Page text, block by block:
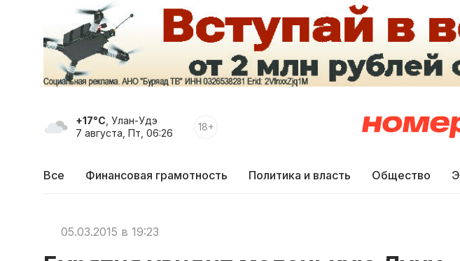
+17°C , Улан-Удэ
7 августа, Пт, 06:26
18+
Все Финансовая грамотность Политика и власть Общество
05.03.2015 в 19:23